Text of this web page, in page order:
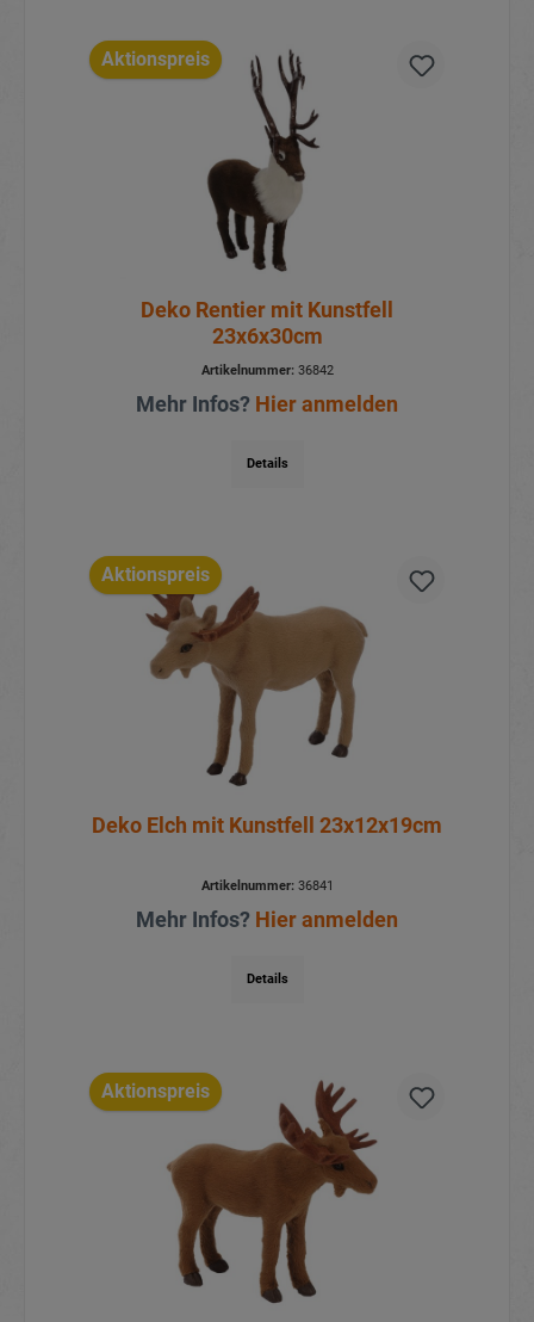
Aktionspreis
Deko Rentier mit Kunstfell
23x6x30cm
Artikelnummer:36842
Mehr Infos? Hier anmelden
Details
Aktionspreis
Deko Elch mit Kunstfell 23x12x19cm
Artikelnummer:36841
Mehr Infos? Hier anmelden
Details
Aktionspreis